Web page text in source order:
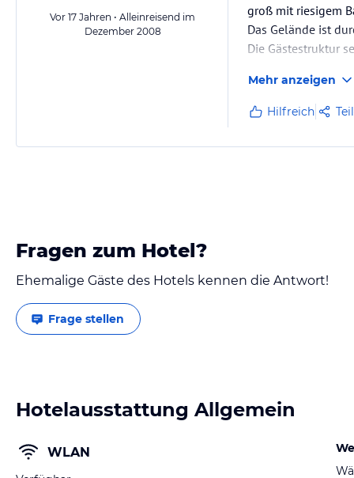
Vor 17 Jahren • Alleinreisend im
Dezember 2008
groß mit riesigem
Das Gelände ist
Die Gästestruktur
Ein absolutes
käuflich erwerben
Mehr anzeigen
Hilfreich
Fragen zum Hotel?
Ehemalige Gäste des Hotels kennen die Antwort!
Frage stellen
Hotelausstattung Allgemein
WLAN